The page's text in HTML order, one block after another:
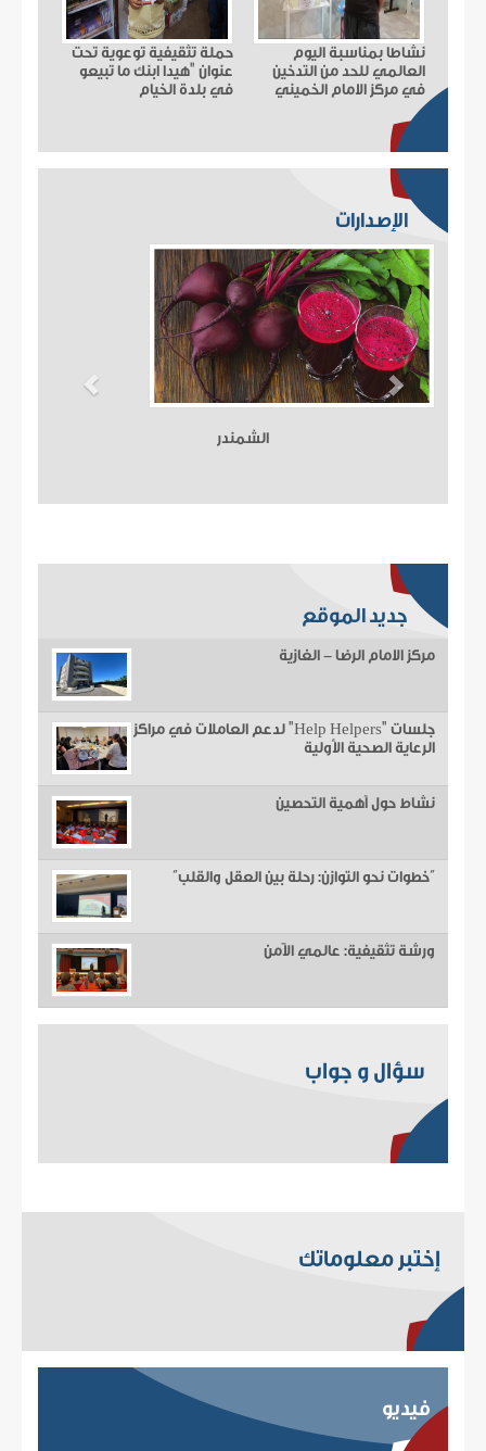
نشاطا بمناسبة اليوم
العالمي للحد من التدخين
في مركز الامام الخميني
حملة تثقيفية توعوية تحت
عنوان "هيدا ابنك ما تبيعو
في بلدة الخيام
الإصدارات
الشمندر
جديد الموقع
مركز الامام الرضا - الغازية
جلسات "Help Helpers" لدعم العاملات في مراكز
الرعاية الصحية الأولية
نشاط حول أهمية التحصين
“خطوات نحو التوازن: رحلة بين العقل والقلب”
ورشة تثقيفية: عالمي الآمن
سؤال و جواب
إختبر معلوماتك
فيديو